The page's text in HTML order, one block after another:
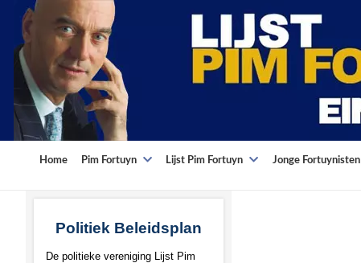
Home Pim Fortuyn Lijst Pim Fortuyn Jonge Fortuynisten
Politiek Beleidsplan
De politieke vereniging Lijst Pim